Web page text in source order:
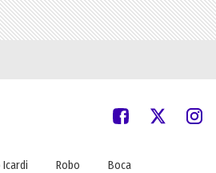
Icardi Robo Boca